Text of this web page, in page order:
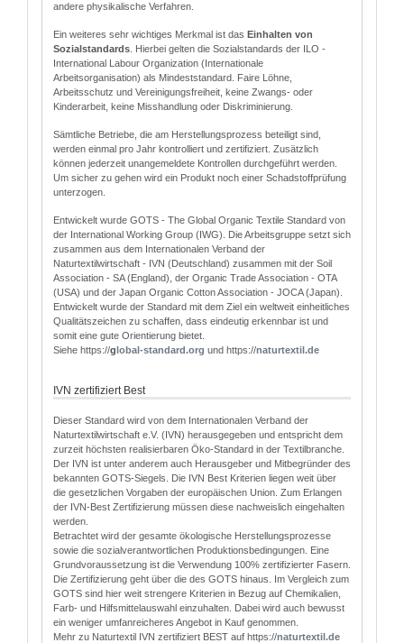
andere physikalische Verfahren.
Ein weiteres sehr wichtiges Merkmal ist das Einhalten von
Sozialstandards . Hierbei gelten die Sozialstandards der ILO -
International Labour Organization (Internationale
Arbeitsorganisation) als Mindeststandard. Faire Löhne,
Arbeitsschutz und Vereinigungsfreiheit, keine Zwangs- oder
Kinderarbeit, keine Misshandlung oder Diskriminierung.
Sämtliche Betriebe, die am Herstellungsprozess beteiligt sind,
werden einmal pro Jahr kontrolliert und zertifiziert. Zusätzlich
können jederzeit unangemeldete Kontrollen durchgeführt werden.
Um sicher zu gehen wird ein Produkt noch einer Schadstoffprüfung
unterzogen.
Entwickelt wurde GOTS - The Global Organic Textile Standard von
der International Working Group (IWG). Die Arbeitsgruppe setzt sich
zusammen aus dem Internationalen Verband der
Naturtextilwirtschaft - IVN (Deutschland) zusammen mit der Soil
Association - SA (England), der Organic Trade Association - OTA
(USA) und der Japan Organic Cotton Association - JOCA (Japan).
Entwickelt wurde der Standard mit dem Ziel ein weltweit einheitliches
Qualitätszeichen zu schaffen, dass eindeutig erkennbar ist und
somit eine gute Orientierung bietet.
Siehe https://global-standard.org und https://naturtextil.de
IVN zertifiziert Best
Dieser Standard wird von dem Internationalen Verband der
Naturtextilwirtschaft e.V. (IVN) herausgegeben und entspricht dem
zurzeit höchsten realisierbaren Öko-Standard in der Textilbranche.
Der IVN ist unter anderem auch Herausgeber und Mitbegründer des
bekannten GOTS-Siegels. Die IVN Best Kriterien liegen weit über
die gesetzlichen Vorgaben der europäischen Union. Zum Erlangen
der IVN-Best Zertifizierung müssen diese nachweislich eingehalten
werden.
Betrachtet wird der gesamte ökologische Herstellungsprozesse
sowie die sozialverantwortlichen Produktionsbedingungen. Eine
Grundvoraussetzung ist die Verwendung 100% zertifizierter Fasern.
Die Zertifizierung geht über die des GOTS hinaus. Im Vergleich zum
GOTS sind hier weit strengere Kriterien in Bezug auf Chemikalien,
Farb- und Hilfsmittelauswahl einzuhalten. Dabei wird auch bewusst
ein weniger umfanreicheres Angebot in Kauf genommen.
Mehr zu Naturtextil IVN zertifiziert BEST auf https://naturtextil.de